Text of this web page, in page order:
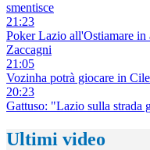
smentisce
21:23
Poker Lazio all'Ostiamare
Zaccagni
21:05
Vozinha potrà giocare in
20:23
Gattuso: "Lazio sulla strada
Ultimi video